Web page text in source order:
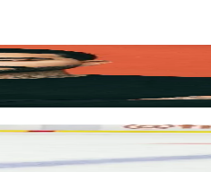
ужасе от